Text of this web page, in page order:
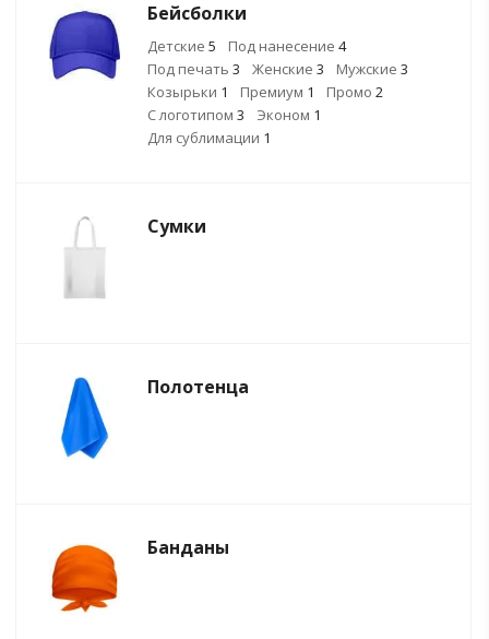
Бейсболки
Детские 5 Под нанесение 4
Под печать 3 Женские 3 Мужские 3
Козырьки 1 Премиум 1 Промо 2
С логотипом 3 Эконом 1
Для сублимации 1
Сумки
Полотенца
Банданы